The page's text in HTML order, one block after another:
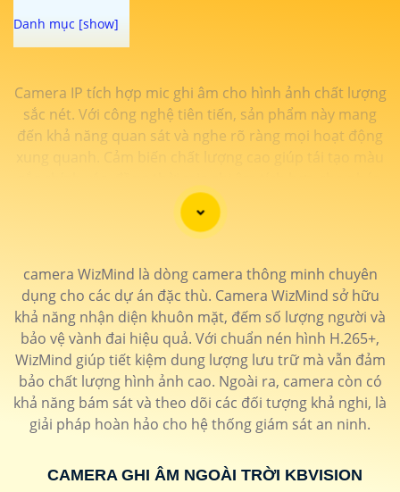
Camera IP tích hợp mic ghi âm cho hình ảnh chất lượng
sắc nét. Với công nghệ tiên tiến, sản phẩm này mang
đến khả năng quan sát và nghe rõ ràng mọi hoạt động
xung quanh. Cảm biến chất lượng cao giúp tái tạo màu
người dùng thấu hiểu từng chi tiết với âm thanh sống
động. Sự kết hợp hoàn hảo giữa hình ảnh và âm thanh
không chỉ nâng cao trải nghiệm giám sát mà còn tăng
cường tính hiệu quả trong việc bảo vệ và giám sát tài
sản. Đánh thức mọi giác quan với camera thông minh
này, đồng hành đáng tin cậy để bảo vệ ngôi nhà và
doanh nghiệp của bạn."
camera WizMind là dòng camera thông minh chuyên
dụng cho các dự án đặc thù. Camera WizMind sở hữu
khả năng nhận diện khuôn mặt, đếm số lượng người và
bảo vệ vành đai hiệu quả. Với chuẩn nén hình H.265+,
WizMind giúp tiết kiệm dung lượng lưu trữ mà vẫn đảm
bảo chất lượng hình ảnh cao. Ngoài ra, camera còn có
khả năng bám sát và theo dõi các đối tượng khả nghi, là
giải pháp hoàn hảo cho hệ thống giám sát an ninh.
CAMERA GHI ÂM NGOÀI TRỜI KBVISION